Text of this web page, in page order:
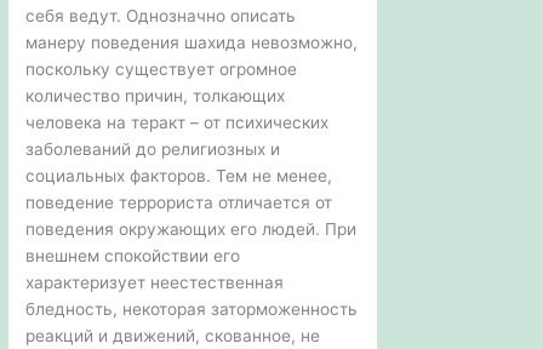
себя ведут. Однозначно описать
манеру поведения шахида невозможно,
поскольку существует огромное
количество причин, толкающих
человека на теракт – от психических
заболеваний до религиозных и
социальных факторов. Тем не менее,
поведение террориста отличается от
поведения окружающих его людей. При
внешнем спокойствии его
характеризует неестественная
бледность, некоторая заторможенность
реакций и движений, скованное, не